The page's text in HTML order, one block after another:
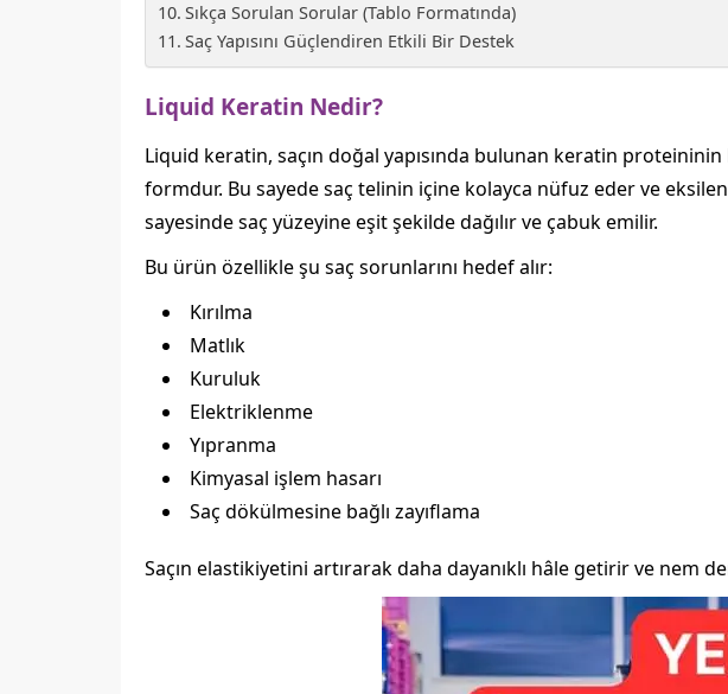
Sıkça Sorulan Sorular (Tablo Formatında)
Saç Yapısını Güçlendiren Etkili Bir Destek
Liquid Keratin Nedir?
Liquid keratin, saçın doğal yapısında bulunan keratin
formdur. Bu sayede saç telinin içine kolayca nüfuz eder ve
sayesinde saç yüzeyine eşit şekilde dağılır ve çabuk emilir.
Bu ürün özellikle şu saç sorunlarını hedef alır:
Kırılma
Matlık
Kuruluk
Elektriklenme
Yıpranma
Kimyasal işlem hasarı
Saç dökülmesine bağlı zayıflama
Saçın elastikiyetini artırarak daha dayanıklı hâle getirir ve nem